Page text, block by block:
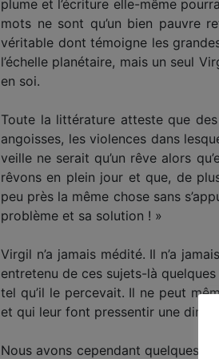
plume et l’écriture elle-même
mots ne sont qu’un bien pauvre
véritable dont témoigne les
l’échelle planétaire, mais un seul
en soi.
Toute la littérature atteste que
angoisses, les violences dans
veille ne serait qu’un rêve alors
rêvons en plein jour et que, de
peu près la même chose sans
problème et sa solution ! »
Virgil n’a jamais médité. Il n’a
entretenu de ces sujets-là
tel qu’il le percevait. Il ne peut
et qui leur font pressentir une
Nous avons cependant quelques